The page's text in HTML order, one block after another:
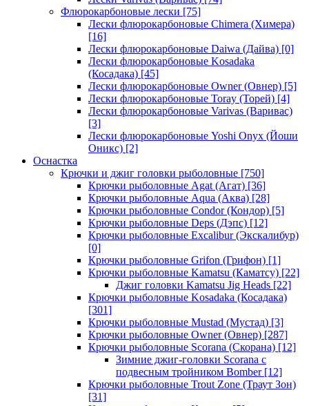
Флюрокарбоновые лески [75]
Лески флюрокарбоновые Chimera (Химера)
[16]
Лески флюрокарбоновые Daiwa (Дайва) [0]
Лески флюрокарбоновые Kosadaka
(Косадака) [45]
Лески флюрокарбоновые Owner (Овнер) [5]
Лески флюрокарбоновые Toray (Торей) [4]
Лески флюрокарбоновые Varivas (Варивас)
[3]
Лески флюрокарбоновые Yoshi Onyx (Йоши
Оникс) [2]
Оснастка
Крючки и джиг головки рыболовные [750]
Крючки рыболовные Agat (Агат) [36]
Крючки рыболовные Aqua (Аква) [28]
Крючки рыболовные Condor (Кондор) [5]
Крючки рыболовные Deps (Дэпс) [12]
Крючки рыболовные Excalibur (Экскалибур)
[0]
Крючки рыболовные Grifon (Грифон) [1]
Крючки рыболовные Kamatsu (Каматсу) [22]
Джиг головки Kamatsu Jig Heads [22]
Крючки рыболовные Kosadaka (Косадака)
[301]
Крючки рыболовные Mustad (Мустад) [3]
Крючки рыболовные Owner (Овнер) [287]
Крючки рыболовные Scorana (Скорана) [12]
Зимние джиг-головки Scorana с
подвесным тройником Bomber[12]
Крючки рыболовные Trout Zone (Траут Зон)
[31]